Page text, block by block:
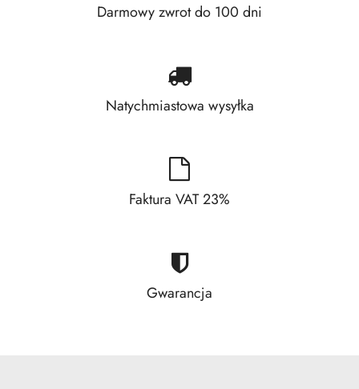
Darmowy zwrot do 100 dni
Natychmiastowa wysyłka
Faktura VAT 23%
Gwarancja